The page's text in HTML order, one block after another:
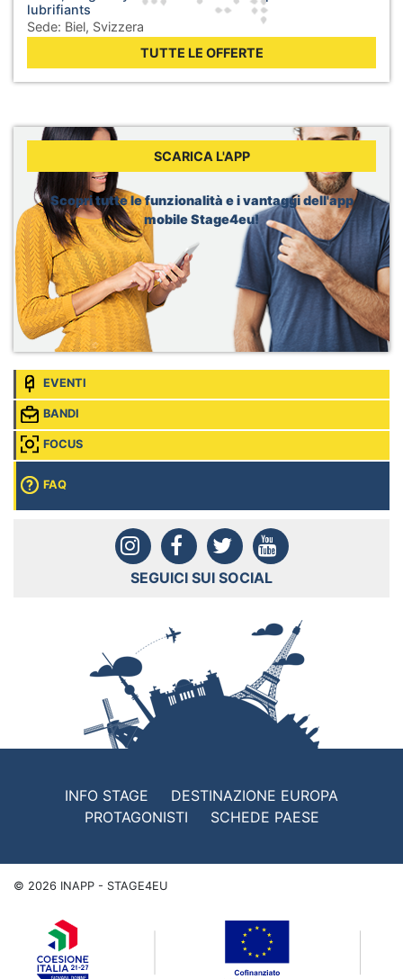
lubrifiants
Sede: Biel, Svizzera
WHO, Internship - Business Operations
Sede: Berlin, Germania
Dior, Merchandising Intern
Brussels, Belgio
Glovo, Data Internship
Sede: Madrid, Spagna
TUTTE LE OFFERTE
SCARICA L'APP
Scopri tutte le funzionalità e i vantaggi dell'app
mobile Stage4eu!
EVENTI
BANDI
FOCUS
FAQ
SEGUICI SUI SOCIAL
INFO STAGE
DESTINAZIONE EUROPA
PROTAGONISTI
SCHEDE PAESE
© 2026 INAPP - STAGE4EU